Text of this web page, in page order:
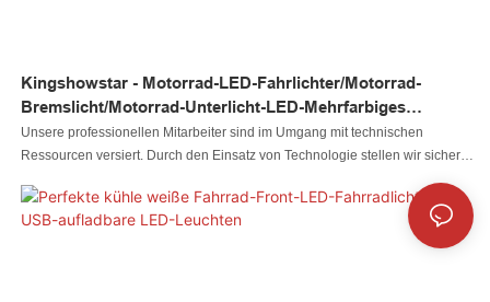
Kingshowstar - Motorrad-LED-Fahrlichter/Motorrad-
Bremslicht/Motorrad-Unterlicht-LED-Mehrfarbiges
Motorradlicht
Unsere professionellen Mitarbeiter sind im Umgang mit technischen
Ressourcen versiert. Durch den Einsatz von Technologie stellen wir sicher,
Anwendungsbereich (den Anwendungsbereichen) des
Motorradbeleuchtungssystems können Motorrad-LED-Fahrlichter/Motorrad-
Bremslichter/Motorrad-Unterbodenbeleuchtung ihre größte Wirkung